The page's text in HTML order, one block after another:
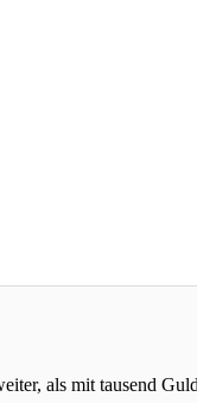
als mit tausend